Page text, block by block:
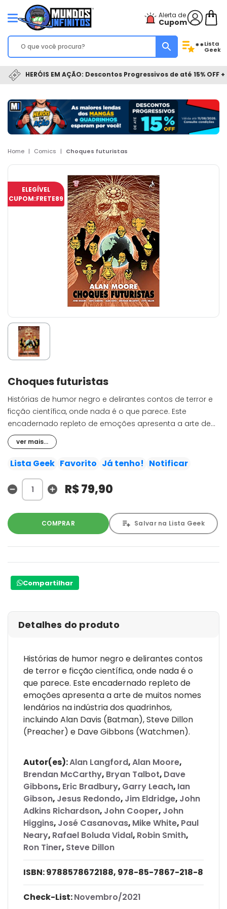
Alerta de
Cupom
**Lista
Geek
HERÓIS EM AÇÃO: Descontos Progressivos de até 15% OFF
Home | Comics | Choques futuristas
ELEGÍVEL
CUPOM:FRETE89
Choques futuristas
Histórias de humor negro e delirantes contos de terror e
ficção científica, onde nada é o que parece. Este
encadernado repleto de emoções apresenta a arte de
muitos nomes lendários na indústria dos quadrinhos,
incluindo Alan Davis (Batman), Steve Dillon (Preacher) e
Dave Gibbons (Watchmen).
ver mais...
Lista Geek Favorito Já tenho! Notificar
R$ 79,90
COMPRAR Salvar na Lista Geek
Compartilhar
Detalhes do produto
Histórias de humor negro e delirantes contos
de terror e ficção científica, onde nada é o
que parece. Este encadernado repleto de
emoções apresenta a arte de muitos nomes
lendários na indústria dos quadrinhos,
incluindo Alan Davis (Batman), Steve Dillon
(Preacher) e Dave Gibbons (Watchmen).
Autor(es):Alan Langford,Alan Moore,
Brendan McCarthy, Bryan Talbot, Dave
Gibbons, Eric Bradbury, Garry Leach, Ian
Gibson, Jesus Redondo, Jim Eldridge, John
Adkins Richardson, John Cooper, John
Higgins, José Casanovas, Mike White, Paul
Neary, Rafael Boluda Vidal, Robin Smith,
Ron Tiner, Steve Dillon
ISBN:9788578672188, 978-85-7867-218-8
Check-List:Novembro/2021